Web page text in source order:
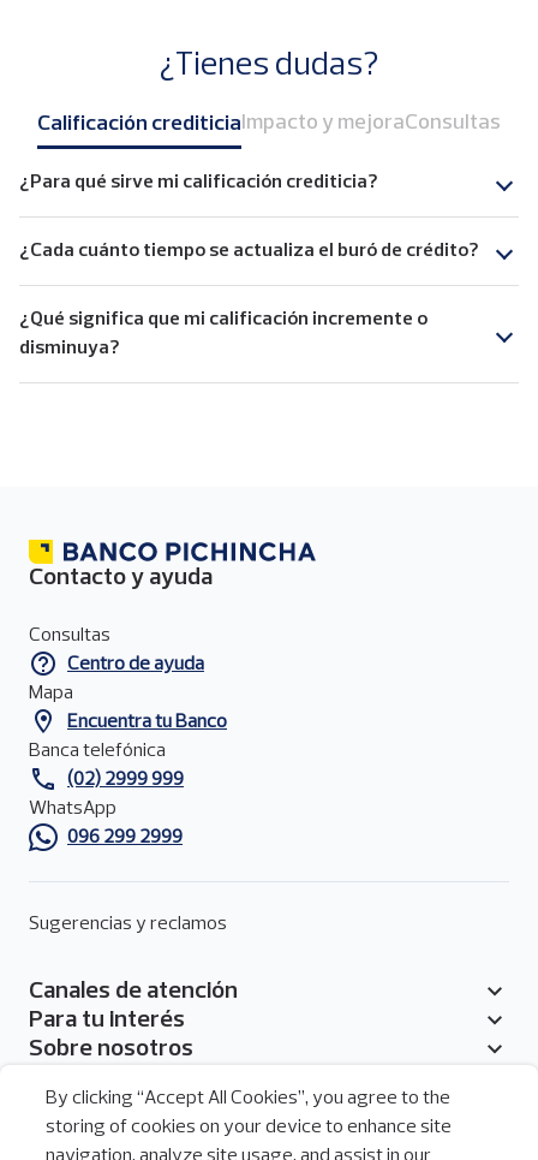
¿Tienes dudas?
Calificación crediticiaImpacto y mejoraConsultas
¿Para qué sirve mi calificación crediticia?
¿Cada cuánto tiempo se actualiza el buró de crédito?
¿Qué significa que mi calificación incremente o
disminuya?
contacto
del
pie
de
página
Contacto y ayuda
Centro de ayuda
Consultas
Encuentra tu Banco
Mapa
(02) 2999 999
Banca telefónica
096 299 2999
WhatsApp
Sugerencias y reclamos
Pie
de
página
Canales de atención
Para tu interés
Sobre nosotros
By clicking “Accept All Cookies”, you agree to the
storing of cookies on your device to enhance site